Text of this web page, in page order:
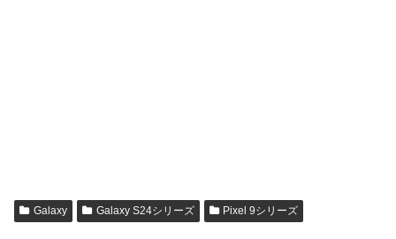
Galaxy Galaxy S24シリーズ Pixel 9シリーズ